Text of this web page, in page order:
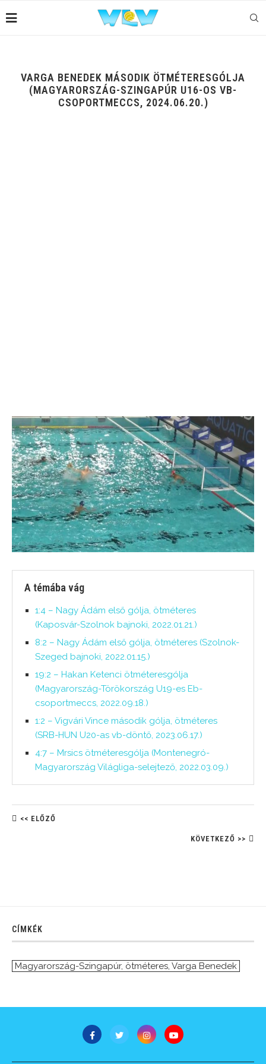
VARGA BENEDEK MÁSODIK ÖTMÉTERESGÓLJA
(MAGYARORSZÁG-SZINGAPÚR U16-OS VB-
CSOPORTMECCS, 2024.06.20.)
A témába vág
1:4 – Nagy Ádám első gólja, ötméteres
(Kaposvár-Szolnok bajnoki, 2022.01.21.)
8:2 – Nagy Ádám első gólja, ötméteres (Szolnok-
Szeged bajnoki, 2022.01.15.)
19:2 – Hakan Ketenci ötméteresgólja
(Magyarország-Törökország U19-es Eb-
csoportmeccs, 2022.09.18.)
1:2 – Vigvári Vince második gólja, ötméteres
(SRB-HUN U20-as vb-döntő, 2023.06.17.)
4:7 – Mrsics ötméteresgólja (Montenegró-
Magyarország Világliga-selejtező, 2022.03.09.)
<< ELŐZŐ
KÖVETKEZŐ >>
CÍMKÉK
Magyarország-Szingapúr, ötméteres, Varga Benedek